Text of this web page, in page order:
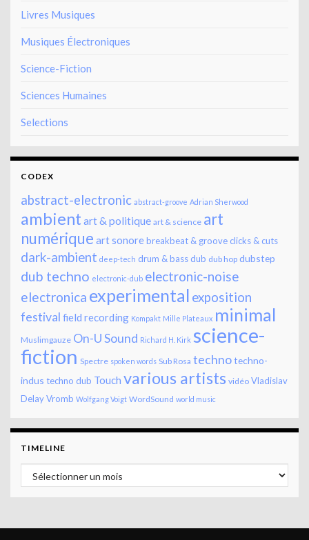
Livres Musiques
Musiques Électroniques
Science-Fiction
Sciences Humaines
Selections
CODEX
abstract-electronic abstract-groove Adrian Sherwood
ambient art & politique art & science art
numérique art sonorebreakbeat & groove clicks & cuts
dark-ambient deep-tech drum & bass dub dub hop dubstep
dub techno electronic-dub electronic-noise
electronica experimental exposition
festival field recording Kompakt Mille Plateaux minimal
Muslimgauze On-U Sound Richard H. Kirk science-
fiction Spectre spoken words Sub Rosa technotechno-
indus techno dub Touch various artists vidéo Vladislav
DelayVromb Wolfgang Voigt WordSound world music
TIMELINE
Timeline